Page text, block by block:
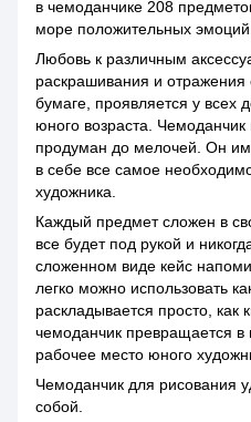
в чемоданчике 208
море положительных эмоций.
Любовь к различным
раскрашивания и
бумаге, проявляется у всех
юного возраста. Чемоданчик
продуман до мелочей. Он
в себе все самое
художника.
Каждый предмет сложен в
все будет под рукой и
сложенном виде кейс
легко можно использовать
раскладывается просто, как
чемоданчик превращается
рабочее место юного
Чемоданчик для рисования
собой.